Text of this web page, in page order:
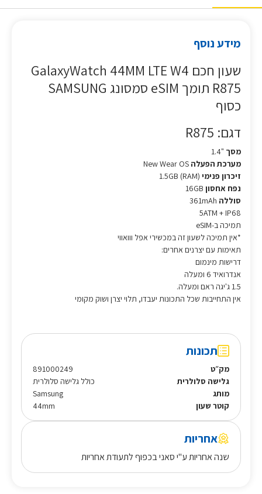
מידע נוסף
שעון חכם GalaxyWatch 44MM LTE W4
R875 תומך eSIM סמסונג SAMSUNG
כסוף
דגם: R875
מסך "1.4
מערכת הפעלה
זיכרון פנימי (1.5GB (RAM
נפח אחסון
סוללה
5ATM + IP68
תמיכה ב-eSIM
*אין תמיכה לשעון זה במכשירי אפל ווואווי
תאימות עם יצרנים אחרים:
דרישות מינמום
אנדרואיד 6 ומעלה
1.5 ג'יגה ראם ומעלה.
אין התחייבות שכל התכונות יעבדו, תלוי יצרן ושוק מקומי
תכונות
מק״ט
891000249
גלישה סלולרית
כולל גלישה סלולרית
מותג
Samsung
קוטר שעון
44mm
אחריות
שנה אחריות ע"י סאני בכפוף לתעודת אחריות